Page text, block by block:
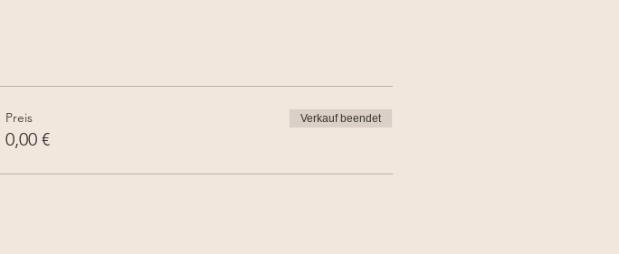
Preis
0,00 €
Verkauf beendet